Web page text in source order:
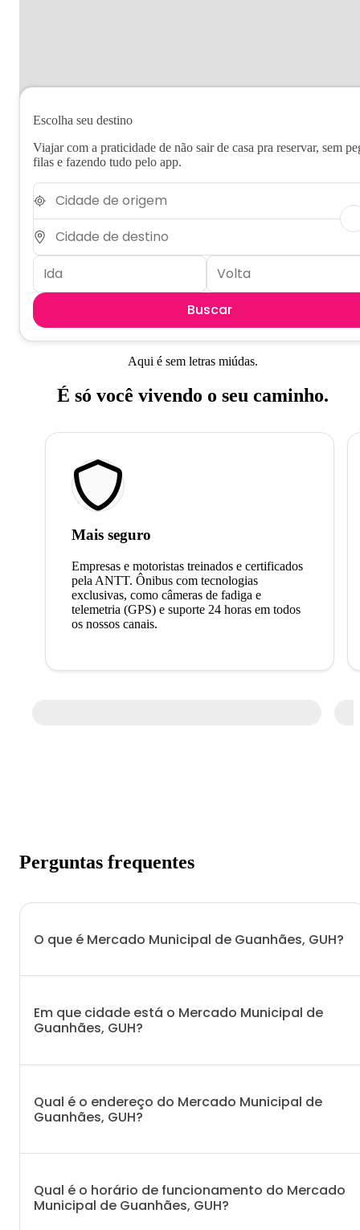
Escolha seu destino
Viajar com a praticidade de não sair de casa pra reservar, sem
filas e fazendo tudo pelo app.
Buscar
Aqui é sem letras miúdas.
É só você vivendo o seu caminho.
Mais seguro
Empresas e motoristas treinados e certificados
pela ANTT. Ônibus com tecnologias
exclusivas, como câmeras de fadiga e
telemetria (GPS) e suporte 24 horas em todos
os nossos canais.
Perguntas frequentes
O que é Mercado Municipal de Guanhães, GUH?
Em que cidade está o Mercado Municipal de
Guanhães, GUH?
Qual é o endereço do Mercado Municipal de
Guanhães, GUH?
Qual é o horário de funcionamento do Mercado
Municipal de Guanhães, GUH?